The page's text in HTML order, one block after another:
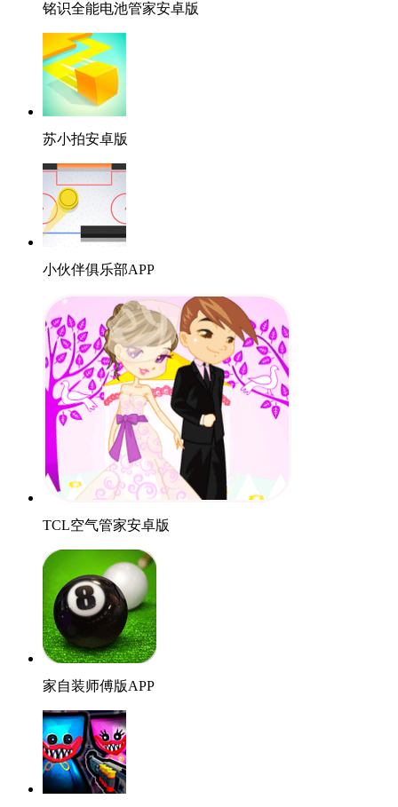
铭识全能电池管家安卓版
苏小拍安卓版
小伙伴俱乐部APP
TCL空气管家安卓版
家自装师傅版APP